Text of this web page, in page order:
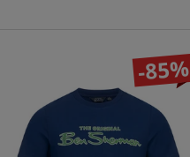
-85%